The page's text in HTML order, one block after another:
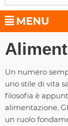
MENU
Un numero
uno stile di vita
filosofia è
alimentazione.
un ruolo